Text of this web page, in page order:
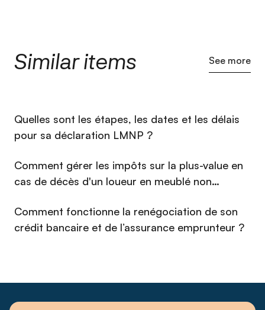
Similar items See more
⁠Quelles sont les étapes, les dates et les délais
pour sa déclaration LMNP ?
Comment gérer les impôts sur la plus-value en
cas de décès d'un loueur en meublé non
Comment fonctionne la renégociation de son
crédit bancaire et de l’assurance emprunteur ?